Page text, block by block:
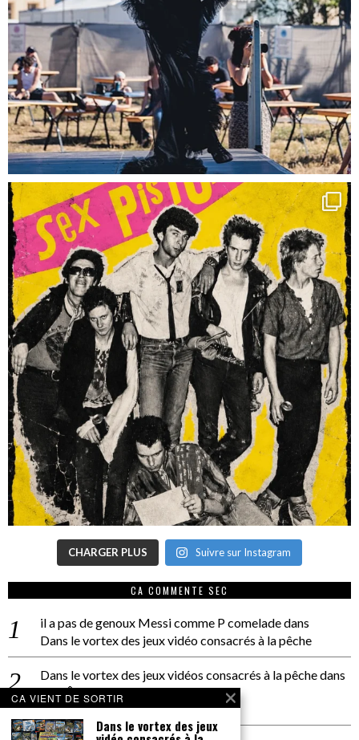
CHARGER PLUS Suivre sur Instagram
CA COMMENTE SEC
il a pas de genoux Messi comme P comeladedans
Dans le vortex des jeux vidéo consacrés à la pêche
Dans le vortex des jeux vidéos consacrés à la pêchedans
PACÔME THIELLEMENT
La séance d’Hip Gnose
CA VIENT DE SORTIR
Dans le vortex des jeux